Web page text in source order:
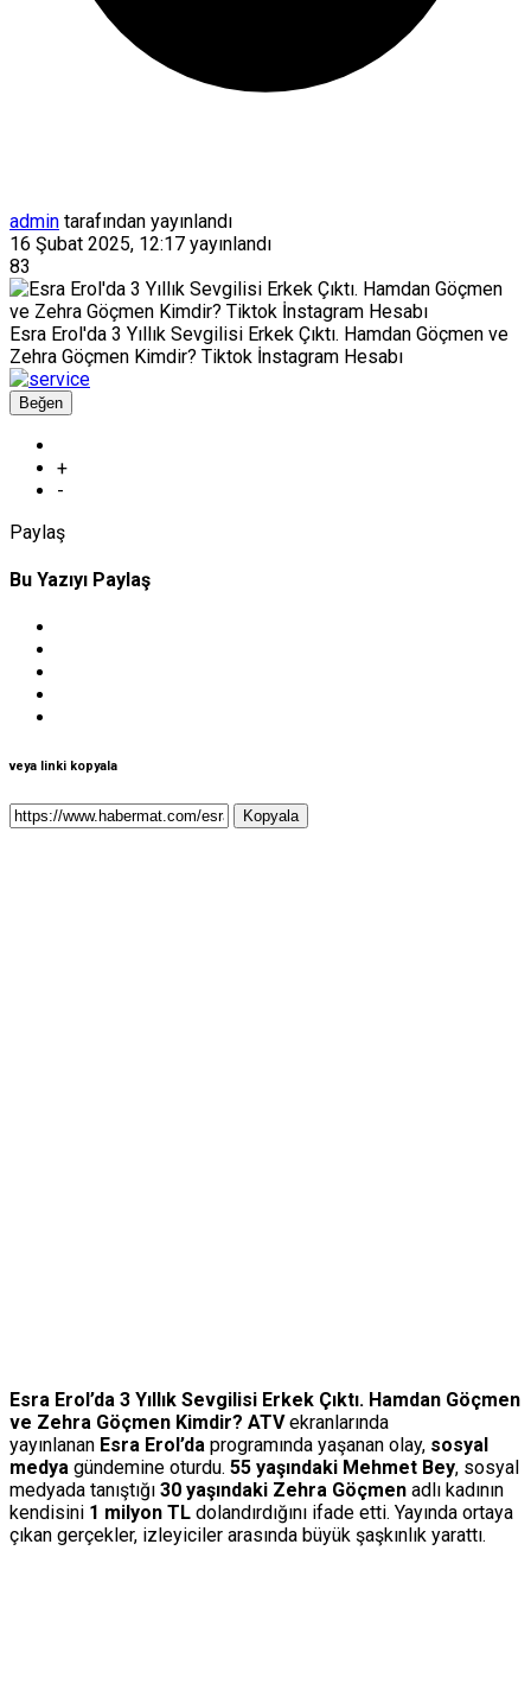
admin tarafından yayınlandı
16 Şubat 2025, 12:17 yayınlandı
83
Esra Erol'da 3 Yıllık Sevgilisi Erkek Çıktı. Hamdan Göçmen ve
Zehra Göçmen Kimdir? Tiktok İnstagram Hesabı
Beğen
+
-
Paylaş
Bu Yazıyı Paylaş
veya linki kopyala
Kopyala
Esra Erol’da 3 Yıllık Sevgilisi Erkek Çıktı. Hamdan Göçmen
ve Zehra Göçmen Kimdir? ATVekranlarında
yayınlanan Esra Erol’da programında yaşanan olay, sosyal
medya gündemine oturdu. 55 yaşındaki Mehmet Bey, sosyal
medyada tanıştığı 30 yaşındaki Zehra Göçmen adlı kadının
kendisini 1 milyon TL dolandırdığını ifade etti. Yayında ortaya
çıkan gerçekler, izleyiciler arasında büyük şaşkınlık yarattı.